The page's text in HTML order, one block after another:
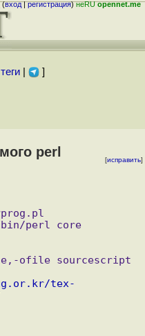
(вход|регистрация)неRUopennet.me
теги| ]
perl
[исправить]
  $ undump myprog /usr/bin/perl core
tex-